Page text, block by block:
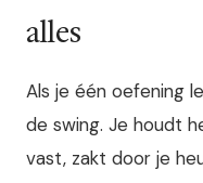
alles
Als je één oefening
de swing. Je houdt
vast, zakt door je